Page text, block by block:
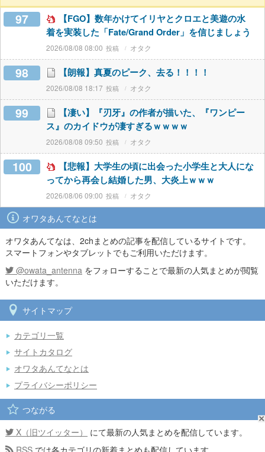
97
【FGO】数年かけてイリヤとクロエと美遊の水
着を実装した「Fate/Grand Order」を信じましょう
2026/08/08 08:00 オタク
98 【朗報】真夏のピーク、去る！！！！
2026/08/08 18:17 オタク
99
【凄い】『刃牙』の作者が描いた、『ワンピー
ス』のカイドウが凄すぎるｗｗｗｗ
2026/08/08 09:50 オタク
100
【悲報】大学生の頃に出会った小学生と大人にな
ってから再会し結婚した男、大炎上ｗｗｗ
2026/08/06 09:00 オタク
オワタあんてなとは
オワタあんてなは、2chまとめの記事を配信しているサイトです。
スマートフォンやタブレットでもご利用いただけます。
@owata_antenna をフォローすることで最新の人気まとめが閲覧
いただけます。
サイトマップ
カテゴリ一覧
サイトカタログ
オワタあんてなとは
プライバシーポリシー
つながる
X（旧ツイッター）
にて最新の人気まとめを配信しています。
RSS では各カテゴリの新着まとめも配信しています。